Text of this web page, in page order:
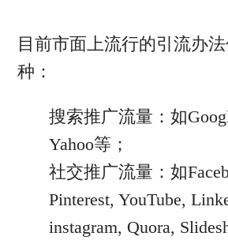
目前市面上流行的引流办
种：
搜索推广流量：如
Yahoo等；
社交推广流量：如
Pinterest, YouTube,
instagram, Quora,